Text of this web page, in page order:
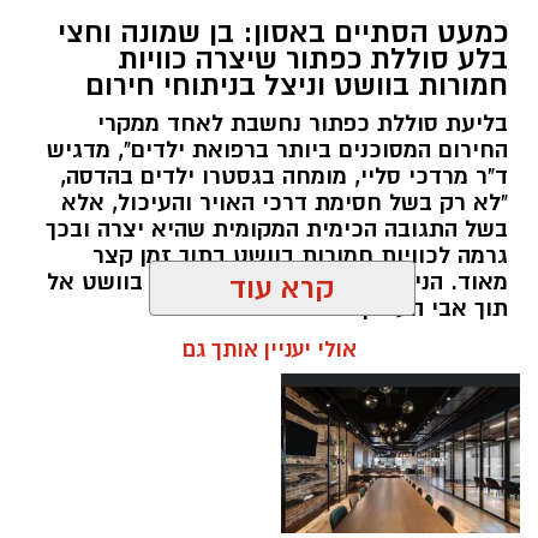
הסמים המסוכנים, בוצעו בימים האחרונים שתי
פעילויות ממוקדות, שהובילו למעצר של שלושה
החשודים כסמים מסוכנים, כסף מזומן ואמצעים
נוספים.
בפעילות בלשי תחנת לב הבירה שביצעו חיפוש
ע"פ צו בימ"ש, אותרו שני כלי רכב שעוררו את
חשדם של השוטרים. לאחר מעקב סמוי נעצרו שני
חשודים (27,31) תושבי העיר ירושלים. ובחיפוש בכלי
הרכב נתפסו כ-5.5 ק"ג של חומרים החשודים
כסמים מסוכנים, 15,140 ש"ח במזומן, שבעה
טלפונים ניידים וכלי עישון. שני החשודים הועברו
לחקירה, ובית המשפט האריך את מעצר אחד
החשודים עד לתאריך 6.8.26.
כמעט הסתיים באסון: בן שמונה וחצי
בלע סוללת כפתור שיצרה כוויות
חמורות בוושט וניצל בניתוחי חירום
בליעת סוללת כפתור נחשבת לאחד ממקרי
החירום המסוכנים ביותר ברפואת ילדים", מדגיש
ד"ר מרדכי סליי, מומחה בגסטרו ילדים בהדסה,
"לא רק בשל חסימת דרכי האויר והעיכול, אלא
בשל התגובה הכימית המקומית שהיא יצרה ובכך
גרמה לכוויות חמורות בוושט בתוך זמן קצר
מאוד. הניתוח הציל אותו מקרע חמור בוושט אל
תוך אבי העורקים״
קרא עוד
אולי יעניין אותך גם